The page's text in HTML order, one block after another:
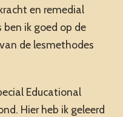
en remedial
ik goed op de
de lesmethodes
Educational
Hier heb ik geleerd